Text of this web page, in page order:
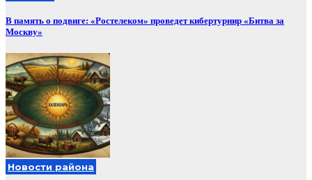
В память о подвиге: «Ростелеком» проведет кибертурнир «Битва за
Москву»
Новости района